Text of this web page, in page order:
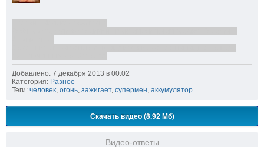
Добавлено: 7 декабря 2013 в 00:02
Категория: Разное
Теги: человек огонь зажигает, супермен аккумулятор
Скачать видео (8.92 Мб)
Видео-ответы